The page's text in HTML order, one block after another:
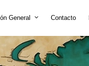
General Contacto